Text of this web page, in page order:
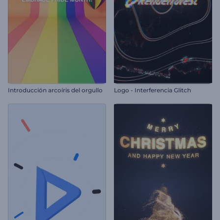
Introducción arcoíris del orgullo Logo - Interferencia Glitch